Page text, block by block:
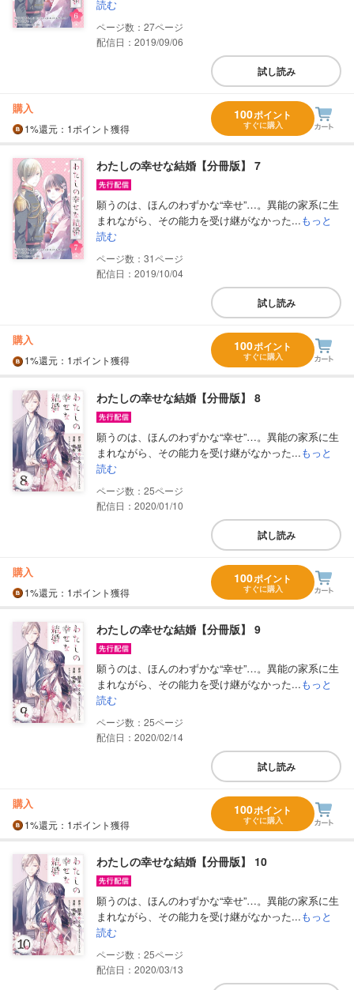
読む
27
配信日：2019/09/06
試し読み
購入
1%還元 ：1ポイント獲得
100ポイント
すぐに購入
わたしの幸せな結婚【分冊版】 7
願うのは、ほんのわずかな“幸せ”…。異能の家系に生
まれながら、その能力を受け継がなかった...もっと
読む
31
配信日：2019/10/04
試し読み
購入
1%還元 ：1ポイント獲得
100ポイント
すぐに購入
わたしの幸せな結婚【分冊版】 8
願うのは、ほんのわずかな“幸せ”…。異能の家系に生
まれながら、その能力を受け継がなかった...もっと
読む
25
配信日：2020/01/10
試し読み
購入
1%還元 ：1ポイント獲得
100ポイント
すぐに購入
わたしの幸せな結婚【分冊版】 9
願うのは、ほんのわずかな“幸せ”…。異能の家系に生
まれながら、その能力を受け継がなかった...もっと
読む
25
配信日：2020/02/14
試し読み
購入
1%還元 ：1ポイント獲得
100ポイント
すぐに購入
わたしの幸せな結婚【分冊版】 10
願うのは、ほんのわずかな“幸せ”…。異能の家系に生
まれながら、その能力を受け継がなかった...もっと
読む
25
配信日：2020/03/13